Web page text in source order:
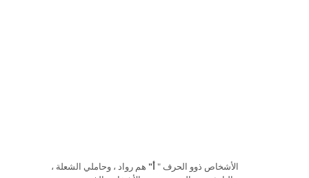
الأشخاص ذوو الحرف " أ" هم رواد ، وحاملي الشعلة ،